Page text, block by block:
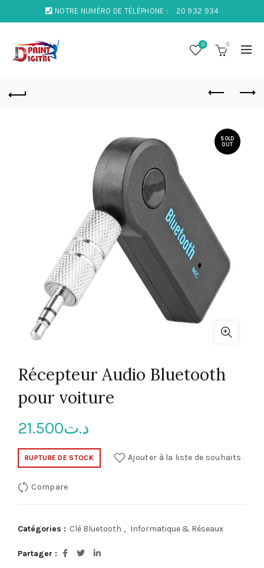
NOTRE NUMÉRO DE TÉLÉPHONE : 20 932 934
0 0
SOLD
OUT
Récepteur Audio Bluetooth
pour voiture
د.ت21.500
RUPTURE DE STOCK Ajouter à la liste de souhaits
Compare
Catégories : Clé Bluetooth , Informatique & Réseaux
Partager